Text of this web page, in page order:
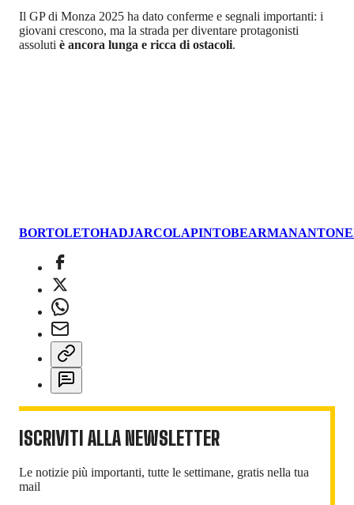
Il GP di Monza 2025 ha dato conferme e segnali importanti: i
giovani crescono, ma la strada per diventare protagonisti
assoluti è ancora lunga e ricca di ostacoli.
BORTOLETOHADJARCOLAPINTOBEARMAN
ISCRIVITI ALLA NEWSLETTER
Le notizie più importanti, tutte le settimane, gratis nella tua
mail